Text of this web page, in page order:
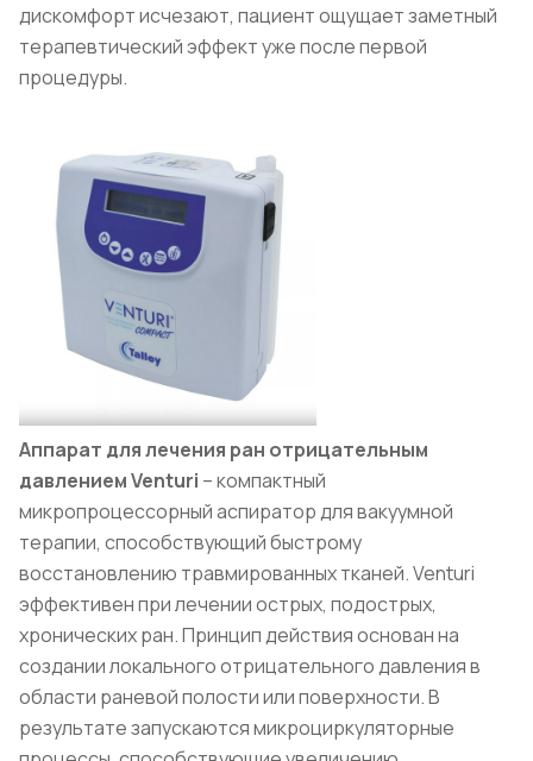
дискомфорт исчезают, пациент ощущает заметный
терапевтический эффект уже после первой
процедуры.
Аппарат для лечения ран отрицательным
давлением Venturi – компактный
микропроцессорный аспиратор для вакуумной
терапии, способствующий быстрому
восстановлению травмированных тканей. Venturi
эффективен при лечении острых, подострых,
хронических ран. Принцип действия основан на
создании локального отрицательного давления в
области раневой полости или поверхности. В
результате запускаются микроциркуляторные